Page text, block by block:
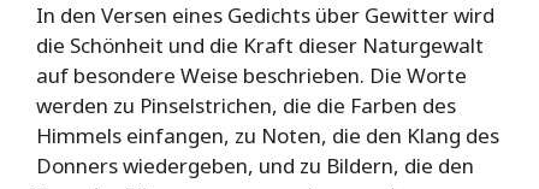
In den Versen eines Gedichts über Gewitter wird
die Schönheit und die Kraft dieser Naturgewalt
auf besondere Weise beschrieben. Die Worte
werden zu Pinselstrichen, die die Farben des
Himmels einfangen, zu Noten, die den Klang des
Donners wiedergeben, und zu Bildern, die den